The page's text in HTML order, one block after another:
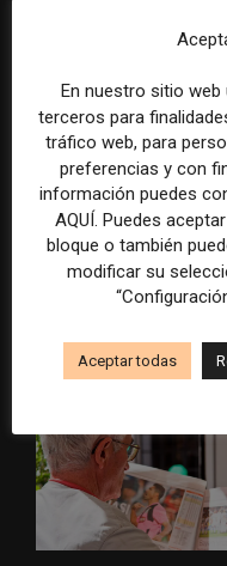
herramientas, sino su
Veinte ejemplos de uso
IA en redacciones,
En nuestro sitio
terceros para
tráfico web, para
preferencias y con
información puedes
AQUÍ. Puedes
bloque o también
modificar su
Aceptar todas